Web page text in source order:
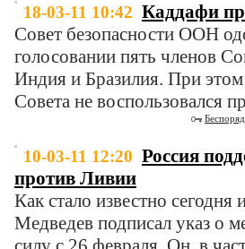
18-03-11 10:42 Каддафи
Совет безопасности ООН
голосовании пять членов
Индия и Бразилия. При
Совета не воспользовался
10-03-11 12:20 Россия
против Ливии
Как стало известно
Медведев подписал указ о